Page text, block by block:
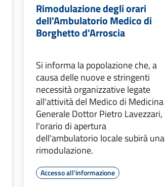
Rimodulazione degli orari
dell'Ambulatorio Medico di
Borghetto d'Arroscia
Si informa la popolazione che, a
causa delle nuove e stringenti
necessità organizzative legate
all'attività del Medico di Medicina
Generale Dottor Pietro Lavezzari,
l'orario di apertura
dell'ambulatorio locale subirà una
rimodulazione.
Accesso all'informazione